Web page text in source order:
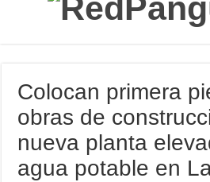
Colocan primera
obras de
nueva planta
agua potable en